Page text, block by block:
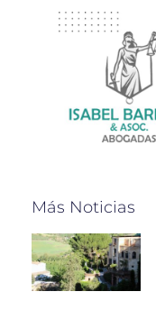
Más Noticias